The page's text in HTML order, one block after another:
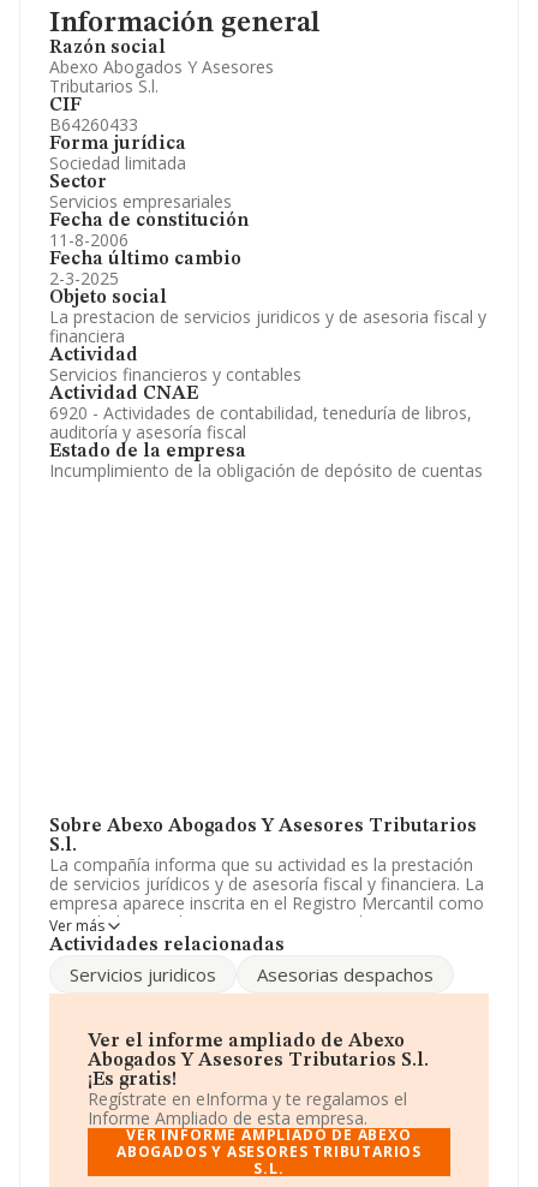
Información general
Razón social
Abexo Abogados Y Asesores
Tributarios S.l.
CIF
B64260433
Forma jurídica
Sociedad limitada
Sector
Servicios empresariales
Fecha de constitución
11-8-2006
Fecha último cambio
2-3-2025
Objeto social
La prestacion de servicios juridicos y de asesoria fiscal y
financiera
Actividad
Servicios financieros y contables
Actividad CNAE
6920 - Actividades de contabilidad, teneduría de libros,
auditoría y asesoría fiscal
Estado de la empresa
Incumplimiento de la obligación de depósito de cuentas
Sobre Abexo Abogados Y Asesores Tributarios
S.l.
La compañía informa que su actividad es la prestación
de servicios jurídicos y de asesoría fiscal y financiera. La
empresa aparece inscrita en el Registro Mercantil como
Sociedad Limitada. Su CNAE corresponde a 6920 con
código 'Actividades de contabilidad, teneduría de libros,
actividad en mercados exteriores.
Tributarios S.L, B64260433, se encuentra en Calle
Mossen Amadeu Oller núm. 22 24 3 3, (08014), en el
municipio de Barcelona, Cataluña.
Con los datos a disposición de INFORMA sobre 56.819
empresas pertenecientes al sector, a nivel nacional la
facturación asciende a 14.430 millones de euros y se
estima que el promedio de la facturación entre todas
Ver más
Actividades relacionadas
Servicios juridicos Asesorias despachos
Ver el informe ampliado de Abexo
Abogados Y Asesores Tributarios S.l.
¡Es gratis!
Regístrate en eInforma y te regalamos el
Informe Ampliado de esta empresa.
VER INFORME AMPLIADO DE ABEXO
ABOGADOS Y ASESORES TRIBUTARIOS
S.L.
Información oficial y registral complementaria.